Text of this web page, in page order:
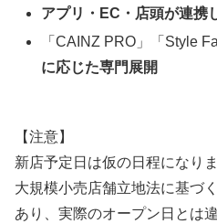
アプリ・EC・店頭が連携
「CAINZ PRO」「Style
に応じた専門展開
【注意】
新店予定日は仮の日程になりま
大規模小売店舗立地法に基づ
あり、実際のオープン日とは